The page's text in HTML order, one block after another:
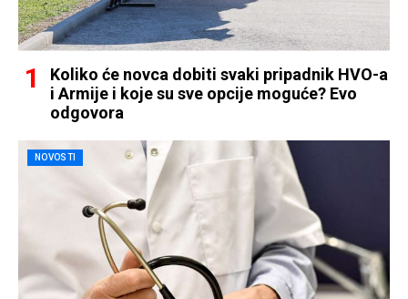
Koliko će novca dobiti svaki pripadnik HVO-a
i Armije i koje su sve opcije moguće? Evo
odgovora
NOVOSTI